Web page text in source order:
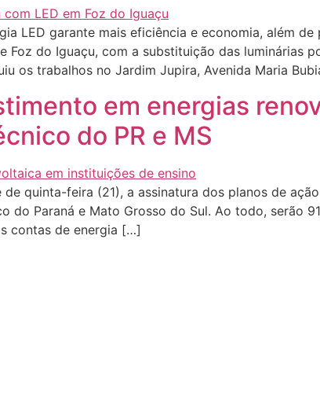
LED garante mais eficiência e economia, além
Foz do Iguaçu, com a substituição das luminárias
os trabalhos no Jardim Jupira, Avenida Maria
em energias
do PR e MS
quinta-feira (21), a assinatura dos planos de
do Paraná e Mato Grosso do Sul. Ao todo, serão
contas de energia […]